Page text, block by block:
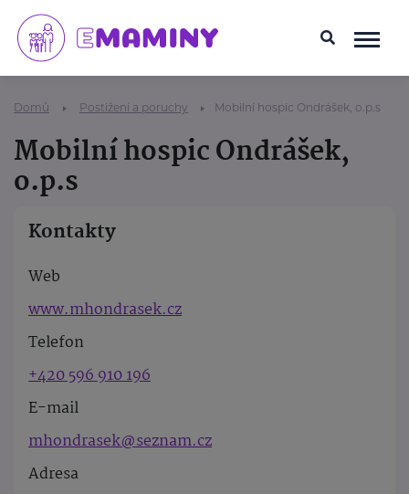
Domů Postižení a poruchy Mobilní hospic Ondrášek, o.p.s
Mobilní hospic Ondrášek,
o.p.s
Kontakty
Web
www.mhondrasek.cz
Telefon
+420 596 910 196
E-mail
mhondrasek@seznam.cz
Adresa